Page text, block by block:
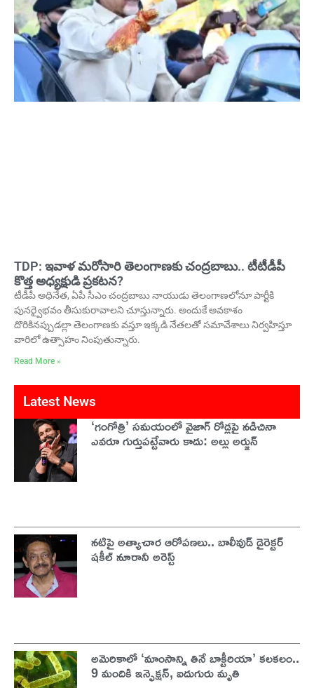
TDP: ఇవాళ మరోసారి తెలంగాణకు చంద్రబాబు.. టీటీడీపీ
కొత్త అధ్యక్షుడి ప్రకటన?
టీడీపీ అధినేత, ఏపీ సీఎం చంద్రబాబు నాయుడు తెలంగాణలోనూ పార్టీకి
పునర్వైభవం తీసుకురావాలని చూస్తున్నారు. అందుకే అవకాశం
దొరికినప్పుడల్లా తెలంగాణకు వస్తూ ఇక్కడి నేతలతో సమావేశాలు నిర్వహిస్తూ
వారిలో ఉత్సాహం నింపుతున్నారు.
Read More »
Latest News
‘గంగోత్రి’ సమయంలో వైజాగ్ రోడ్లపై నడిచినా
ఎవరూ గుర్తుపట్టేవారు కాదు: అల్లు అర్జున్
నటిపై అత్యాచార ఆరోపణలు.. బాలీవుడ్ డైరెక్టర్
షకీల్ నూరానీ అరెస్ట్
అమెరికాలో ‘మాంసాన్ని తినే బాక్టీరియా’ కలకలం..
9 మందికి ఇన్ఫెక్షన్, ఐదుగురు మృతి